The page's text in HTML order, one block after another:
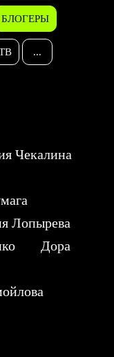
БЛОГЕРЫ
...
Чекалина
Лопырева
Дора